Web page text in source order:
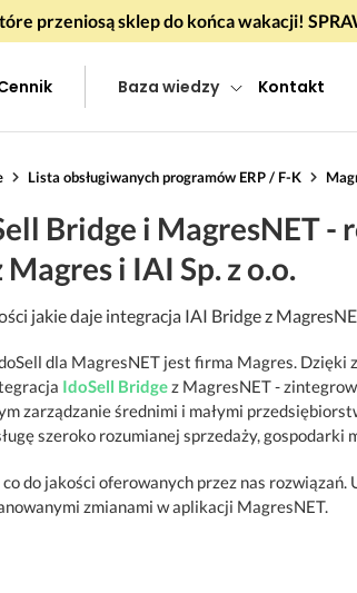
przeniosą sklep do końca wakacji!
Baza wiedzy Kontakt
Lista obsługiwanych programów ERP / F-K
Bridge i MagresNET -
i IAI Sp. z o.o.
jakie daje integracja IAI Bridge z
dla MagresNET jest firma Magres. Dzięki
IdoSell Bridgez MagresNET -
zarządzanie średnimi i małymi
szeroko rozumianej sprzedaży,
do jakości oferowanych przez nas
zmianami w aplikacji MagresNET.